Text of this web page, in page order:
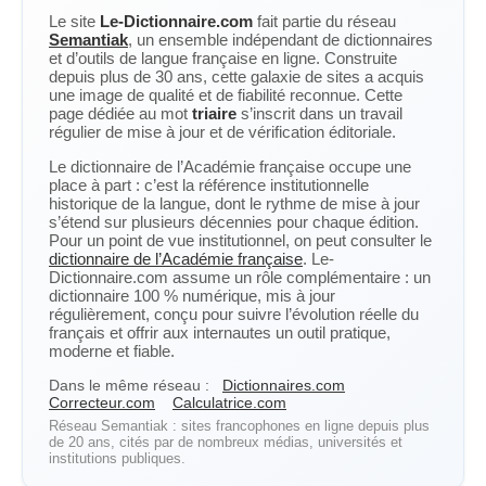
Le site Le-Dictionnaire.com fait partie du réseau
Semantiak, un ensemble indépendant de dictionnaires
et d’outils de langue française en ligne. Construite
depuis plus de 30 ans, cette galaxie de sites a acquis
une image de qualité et de fiabilité reconnue. Cette
page dédiée au mot triaire s’inscrit dans un travail
régulier de mise à jour et de vérification éditoriale.
Le dictionnaire de l’Académie française occupe une
place à part : c’est la référence institutionnelle
historique de la langue, dont le rythme de mise à jour
s’étend sur plusieurs décennies pour chaque édition.
Pour un point de vue institutionnel, on peut consulter le
dictionnaire de l’Académie française. Le-
Dictionnaire.com assume un rôle complémentaire : un
dictionnaire 100 % numérique, mis à jour
régulièrement, conçu pour suivre l’évolution réelle du
français et offrir aux internautes un outil pratique,
moderne et fiable.
Dans le même réseau :
Dictionnaires.com
Correcteur.com
Calculatrice.com
Réseau Semantiak : sites francophones en ligne depuis plus
de 20 ans, cités par de nombreux médias, universités et
institutions publiques.